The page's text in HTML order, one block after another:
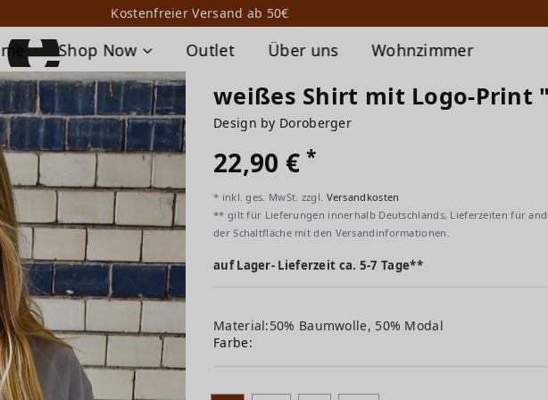
Kostenfreier Versand ab 50€
Shop Now Outlet Über uns Wohnzimmer
weißes Shirt mit Logo-Print
Design by Doroberger
22,90 €*
* inkl. ges. MwSt. zzgl. Versandkosten
** gilt für Lieferungen innerhalb Deutschlands, Lieferzeiten für
der Schaltfläche mit den Versandinformationen.
auf Lager- Lieferzeit ca. 5-7 Tage**
Material:50% Baumwolle, 50% Modal
Farbe: